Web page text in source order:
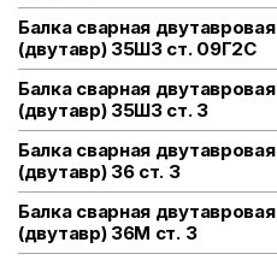
Балка сварная двутавровая
(двутавр) 35Ш3 ст. 09Г2С
Балка сварная двутавровая
(двутавр) 35Ш3 ст. 3
Балка сварная двутавровая
(двутавр) 36 ст. 3
Балка сварная двутавровая
(двутавр) 36М ст. 3